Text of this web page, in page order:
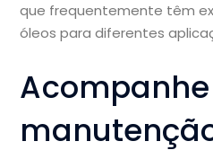
que frequentemente têm
óleos para diferentes